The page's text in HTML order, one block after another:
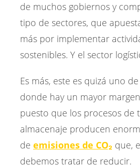
de muchos gobiernos y
tipo de sectores, que
más por implementar
sostenibles. Y el sector
Es más, este es quizá uno
donde hay un mayor
puesto que los procesos de
almacenaje producen
de emisiones de CO₂ que,
debemos tratar de reducir.